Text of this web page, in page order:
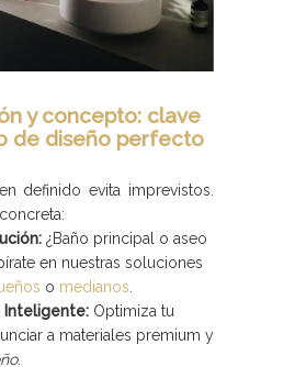
y concepto: clave
de diseño perfecto
definido evita imprevistos.
¿Baño principal o aseo
en nuestras soluciones
o medianos
Inteligente: Optimiza tu
a materiales premium y
.